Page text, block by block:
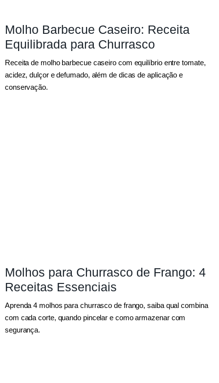
Molho Barbecue Caseiro: Receita
Equilibrada para Churrasco
Receita de molho barbecue caseiro com equilíbrio entre tomate,
acidez, dulçor e defumado, além de dicas de aplicação e
conservação.
Molhos para Churrasco de Frango: 4
Receitas Essenciais
Aprenda 4 molhos para churrasco de frango, saiba qual combina
com cada corte, quando pincelar e como armazenar com
segurança.